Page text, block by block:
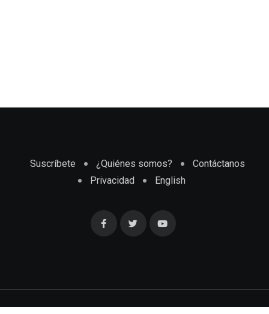
Suscríbete ¿Quiénes somos?
Contáctanos
Privacidad
English